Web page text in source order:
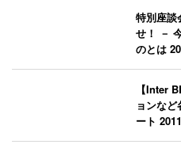
特別座談
せ！ －
のとは
【Inter
ョンな
ート